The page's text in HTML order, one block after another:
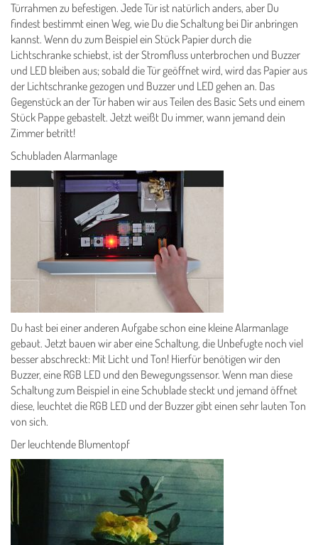
Türrahmen zu befestigen. Jede Tür ist natürlich anders, aber Du
findest bestimmt einen Weg, wie Du die Schaltung bei Dir anbringen
kannst. Wenn du zum Beispiel ein Stück Papier durch die
Lichtschranke schiebst, ist der Stromfluss unterbrochen und Buzzer
und LED bleiben aus; sobald die Tür geöffnet wird, wird das Papier aus
der Lichtschranke gezogen und Buzzer und LED gehen an. Das
Gegenstück an der Tür haben wir aus Teilen des Basic Sets und einem
Stück Pappe gebastelt. Jetzt weißt Du immer, wann jemand dein
Zimmer betritt!
Schubladen Alarmanlage
Du hast bei einer anderen Aufgabe schon eine kleine Alarmanlage
gebaut. Jetzt bauen wir aber eine Schaltung, die Unbefugte noch viel
besser abschreckt: Mit Licht und Ton! Hierfür benötigen wir den
Buzzer, eine RGB LED und den Bewegungssensor. Wenn man diese
Schaltung zum Beispiel in eine Schublade steckt und jemand öffnet
diese, leuchtet die RGB LED und der Buzzer gibt einen sehr lauten Ton
von sich.
Der leuchtende Blumentopf